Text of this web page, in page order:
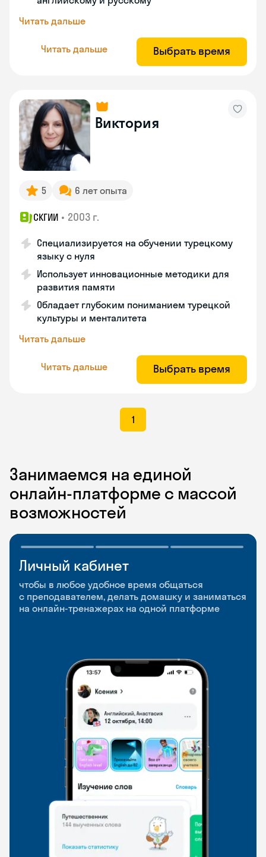
Читать дальше
Читать дальше Выбрать время
Виктория
5 6 лет опыта
СКГИИ • 2003 г.
Специализируется на обучении турецкому
языку с нуля
Использует инновационные методики для
развития памяти
Обладает глубоким пониманием турецкой
культуры и менталитета
Читать дальше
Читать дальше Выбрать время
1
Занимаемся на единой
онлайн-платформе с массой
возможностей
Личный кабинет
чтобы в любое удобное время общаться
с преподавателем, делать домашку и заниматься
на онлайн-тренажерах на одной платформе
Мобильное
приложение
чтобы заниматься и изучать новые слова где
и когда удобно
Разговорные клубы
и Talks
Групповые занятия для разговорной практики
и индивидуальные встречи с преподавателями